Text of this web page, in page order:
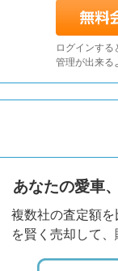
ログインする
管理が出来る
あなたの愛車
複数社の査定額
を賢く売却して